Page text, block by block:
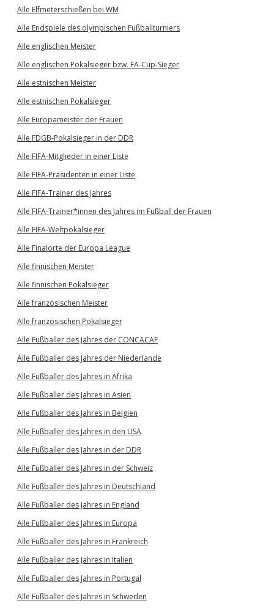
Alle Elfmeterschießen bei WM
Alle Endspiele des olympischen Fußballturniers
Alle englischen Meister
Alle englischen Pokalsieger bzw. FA-Cup-Sieger
Alle estnischen Meister
Alle estnischen Pokalsieger
Alle Europameister der Frauen
Alle FDGB-Pokalsieger in der DDR
Alle FIFA-Mitglieder in einer Liste
Alle FIFA-Präsidenten in einer Liste
Alle FIFA-Trainer des Jahres
Alle FIFA-Trainer*innen des Jahres im Fußball der Frauen
Alle FIFA-Weltpokalsieger
Alle Finalorte der Europa League
Alle finnischen Meister
Alle finnischen Pokalsieger
Alle französischen Meister
Alle französischen Pokalsieger
Alle Fußballer des Jahres der CONCACAF
Alle Fußballer des Jahres der Niederlande
Alle Fußballer des Jahres in Afrika
Alle Fußballer des Jahres in Asien
Alle Fußballer des Jahres in Belgien
Alle Fußballer des Jahres in den USA
Alle Fußballer des Jahres in der DDR
Alle Fußballer des Jahres in der Schweiz
Alle Fußballer des Jahres in Deutschland
Alle Fußballer des Jahres in England
Alle Fußballer des Jahres in Europa
Alle Fußballer des Jahres in Frankreich
Alle Fußballer des Jahres in Italien
Alle Fußballer des Jahres in Portugal
Alle Fußballer des Jahres in Schweden